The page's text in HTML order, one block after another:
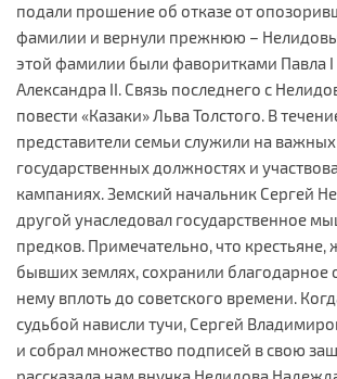
подали прошение об отказе от
фамилии и вернули прежнюю –
этой фамилии были фаворитками Павла I
Александра II. Связь последнего с
повести «Казаки» Льва Толстого. В
представители семьи служили на важных
государственных должностях и
кампаниях. Земский начальник Сергей
другой унаследовал государственное
предков. Примечательно, что крестьяне,
бывших землях, сохранили благодарное
нему вплоть до советского времени.
судьбой нависли тучи, Сергей
и собрал множество подписей в свою